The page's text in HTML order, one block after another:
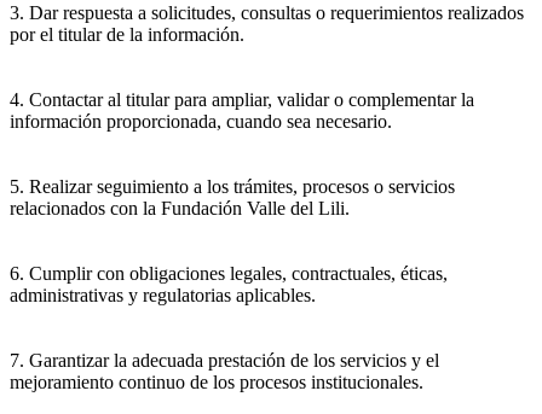
3. Dar respuesta a solicitudes, consultas o requerimientos realizados
por el titular de la información.
4. Contactar al titular para ampliar, validar o complementar la
información proporcionada, cuando sea necesario.
5. Realizar seguimiento a los trámites, procesos o servicios
relacionados con la Fundación Valle del Lili.
6. Cumplir con obligaciones legales, contractuales, éticas,
administrativas y regulatorias aplicables.
7. Garantizar la adecuada prestación de los servicios y el
mejoramiento continuo de los procesos institucionales.